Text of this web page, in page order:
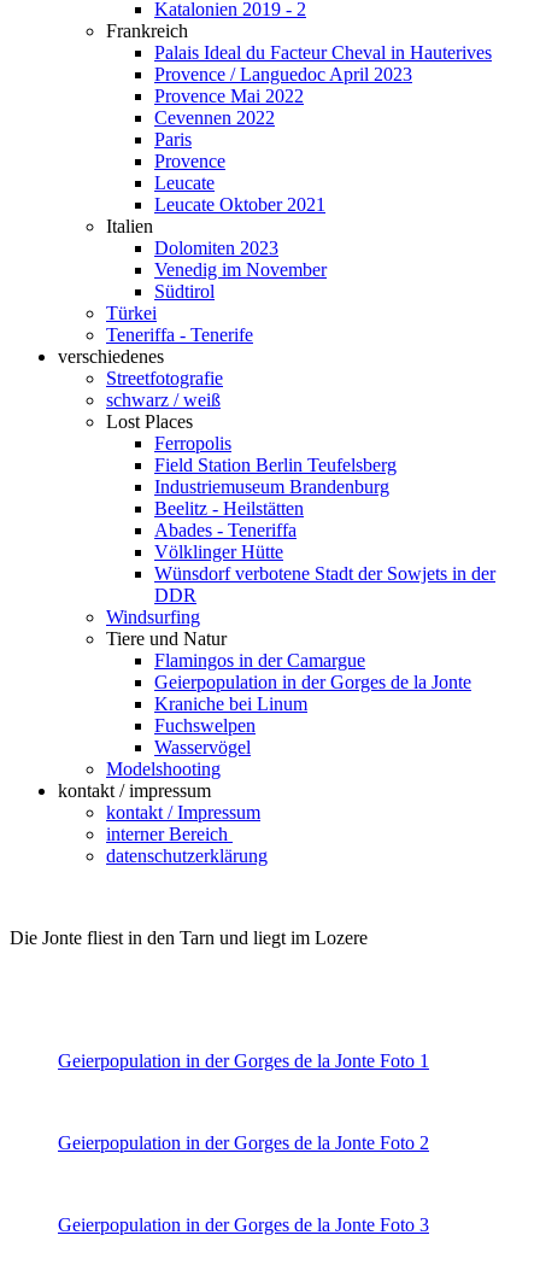
Katalonien 2019 - 2
Frankreich
Palais Ideal du Facteur Cheval in Hauterives
Provence / Languedoc April 2023
Provence Mai 2022
Cevennen 2022
Paris
Provence
Leucate
Leucate Oktober 2021
Italien
Dolomiten 2023
Venedig im November
Südtirol
Türkei
Teneriffa - Tenerife
verschiedenes
Streetfotografie
schwarz / weiß
Lost Places
Ferropolis
Field Station Berlin Teufelsberg
Industriemuseum Brandenburg
Beelitz - Heilstätten
Abades - Teneriffa
Völklinger Hütte
Wünsdorf verbotene Stadt der Sowjets in der
DDR
Windsurfing
Tiere und Natur
Flamingos in der Camargue
Geierpopulation in der Gorges de la Jonte
Kraniche bei Linum
Fuchswelpen
Wasservögel
Modelshooting
kontakt / impressum
kontakt / Impressum
interner Bereich
datenschutzerklärung
Die Jonte fliest in den Tarn und liegt im Lozere
Geierpopulation in der Gorges de la Jonte Foto 1
Geierpopulation in der Gorges de la Jonte Foto 2
Geierpopulation in der Gorges de la Jonte Foto 3